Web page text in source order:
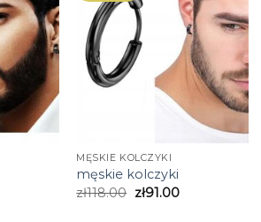
MĘSKIE KOLCZYKI
męskie kolczyki
zł118.00 zł91.00